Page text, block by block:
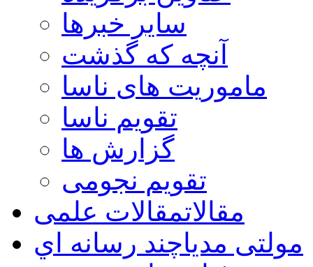
سایر خبرها
آنچه که گذشت
ماموریت های ناسا
تقویم ناسا
گزارش ها
تقویم نجومی
مقالاتمقالات علمی
مولتی مدیاچند رسانه اي